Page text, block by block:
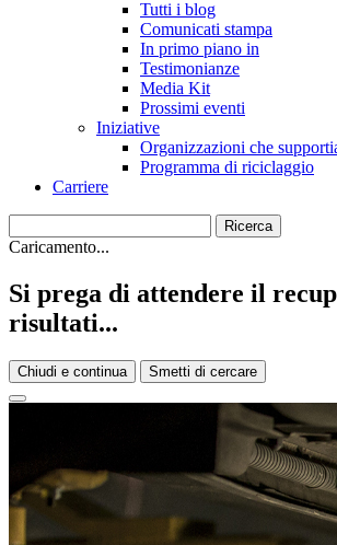
Tutti i blog
Comunicati stampa
In primo piano in
Testimonianze
Media Kit
Prossimi eventi
Iniziative
Organizzazioni che
Programma di riciclaggio
Carriere
Caricamento...
Si prega di attendere il
risultati...
Chiudi e continua Smetti di cercare